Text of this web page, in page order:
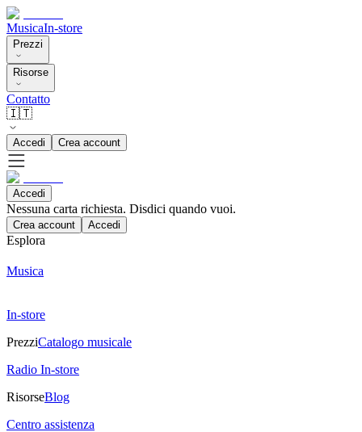
MusicaIn-store
Prezzi
Risorse
Contatto
🇮🇹
Accedi Crea account
Accedi
Nessuna carta richiesta. Disdici quando vuoi.
Crea account Accedi
Esplora
Musica
In-store
PrezziCatalogo musicale
Radio In-store
RisorseBlog
Centro assistenza